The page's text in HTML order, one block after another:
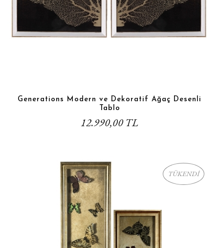
Generations Modern ve Dekoratif Ağaç Desenli
Tablo
12.990,00 TL
TÜKENDİ